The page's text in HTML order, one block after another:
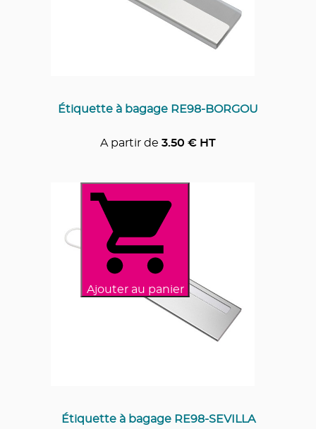
Étiquette à bagage RE98-BORGOU
A partir de 3.50 € HT
Ajouter au panier
Étiquette à bagage RE98-SEVILLA